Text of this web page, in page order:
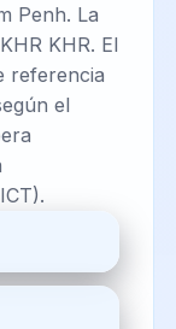
Penh. La
KHR. El
referencia
el